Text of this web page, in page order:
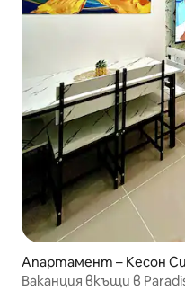
Апартамент – Кесон
Ваканция вкъщи в